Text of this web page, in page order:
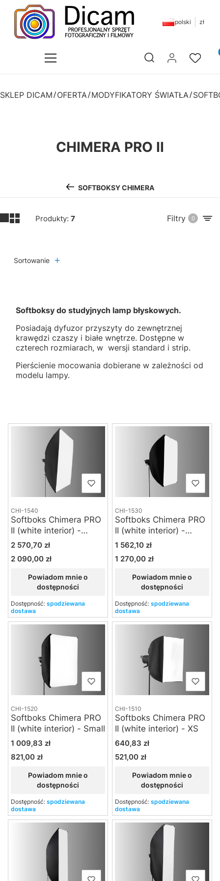
polski zł
Otwórz wyszukiwarkę
SKLEP DICAM OFERTA MODYFIKATORY ŚWIATŁA
CHIMERA PRO II
SOFTBOKSY CHIMERA
Produkty: 7 Filtry 0
Sortowanie
Softboksy do studyjnych lamp błyskowych.
Posiadają dyfuzor przyszyty do zewnętrznej
krawędzi czaszy i białe wnętrze. Dostępne w
czterech rozmiarach, w wersji standard i strip.
Pierścienie mocowania dobierane w zależności od
modelu lampy.
Lista produktów
CHI-1540
Softboks Chimera PRO
II (white interior) -
Large
Cena
2 570,70 zł
Cena
2 090,00 zł
Powiadom mnie o
dostępności
Dostępność: spodziewana
dostawa
CHI-1530
Softboks Chimera PRO
II (white interior) -
Medium
Cena
1 562,10 zł
Cena
1 270,00 zł
Powiadom mnie o
dostępności
Dostępność: spodziewana
dostawa
CHI-1520
Softboks Chimera PRO
II (white interior) - Small
Cena
1 009,83 zł
Cena
821,00 zł
Powiadom mnie o
dostępności
Dostępność: spodziewana
dostawa
CHI-1510
Softboks Chimera PRO
II (white interior) - XS
Cena
640,83 zł
Cena
521,00 zł
Powiadom mnie o
dostępności
Dostępność: spodziewana
dostawa